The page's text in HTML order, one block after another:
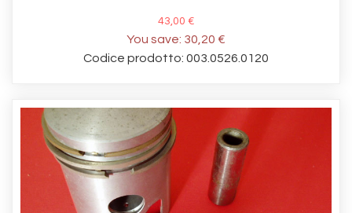
43,00 €
You save: 30,20 €
Codice prodotto: 003.0526.0120